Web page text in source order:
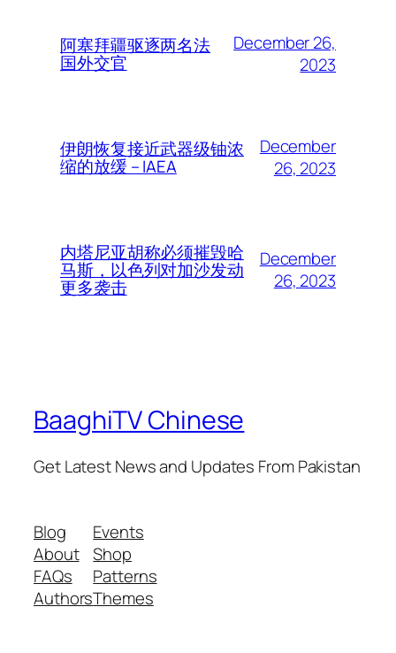
阿塞拜疆驱逐两名法
国外交官
December 26,
2023
伊朗恢复接近武器级铀浓
缩的放缓 – IAEA
December
26, 2023
内塔尼亚胡称必须摧毁哈
马斯，以色列对加沙发动
更多袭击
December
26, 2023
BaaghiTV Chinese
Get Latest News and Updates From Pakistan
Blog
About
FAQs
Authors
Events
Shop
Patterns
Themes